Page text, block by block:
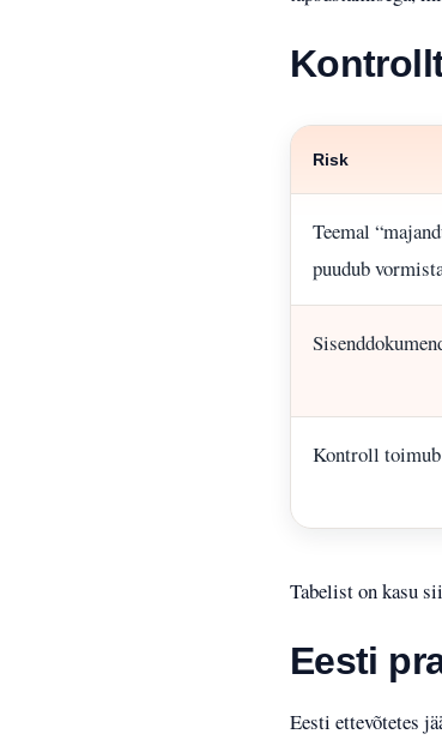
Risk
Teemal
puudub
Kontroll
Tabelist on kasu
Eesti
Eesti ettevõtetes